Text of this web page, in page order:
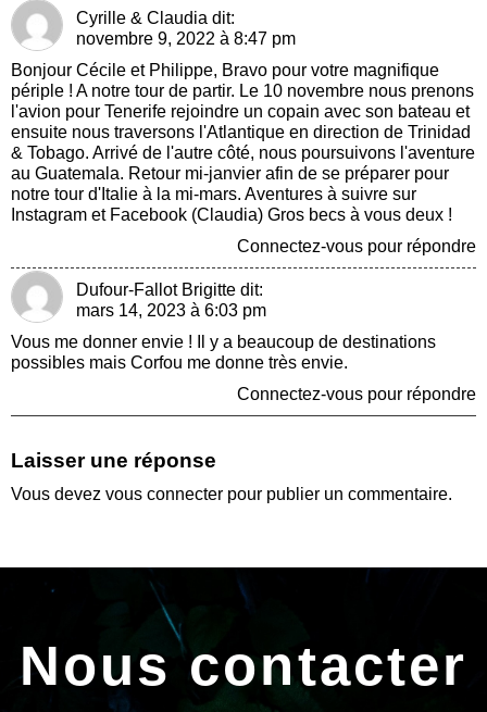
Cyrille & Claudia dit:
novembre 9, 2022 à 8:47 pm
Bonjour Cécile et Philippe, Bravo pour votre magnifique
périple ! A notre tour de partir. Le 10 novembre nous prenons
l'avion pour Tenerife rejoindre un copain avec son bateau et
ensuite nous traversons l'Atlantique en direction de Trinidad
& Tobago. Arrivé de l'autre côté, nous poursuivons l'aventure
au Guatemala. Retour mi-janvier afin de se préparer pour
notre tour d'Italie à la mi-mars. Aventures à suivre sur
Instagram et Facebook (Claudia) Gros becs à vous deux !
Connectez-vous pour répondre
Dufour-Fallot Brigitte dit:
mars 14, 2023 à 6:03 pm
Vous me donner envie ! Il y a beaucoup de destinations
possibles mais Corfou me donne très envie.
Connectez-vous pour répondre
Laisser une réponse
Vous devez vous connecter pour publier un commentaire.
Nous contacter